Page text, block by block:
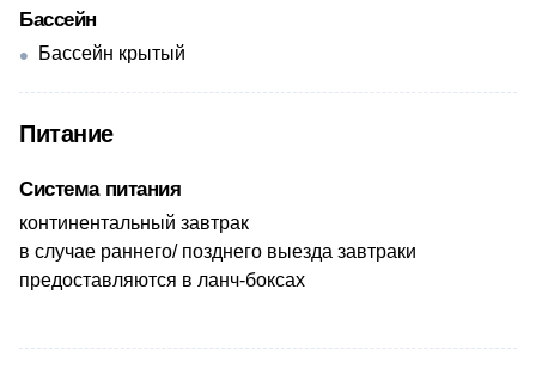
Бассейн
Бассейн крытый
Питание
Система питания
​континентальный завтрак
в случае раннего/ позднего выезда завтраки
предоставляются в ланч-боксах